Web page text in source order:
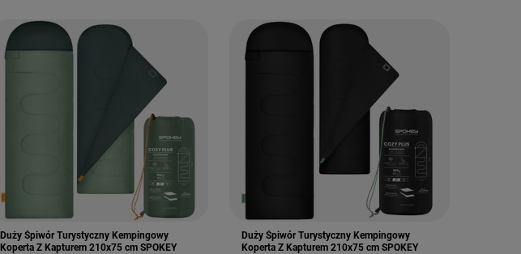
Duży Śpiwór Turystyczny Kempingowy
Koperta Z Kapturem 210x75 cm SPOKEY
Duży Śpiwór Turystyczny Kempingowy
Koperta Z Kapturem 210x75 cm SPOKEY